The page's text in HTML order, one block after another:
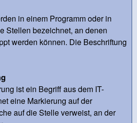
in einem Programm oder in
Stellen bezeichnet, an denen
werden können. Die Beschriftung
ist ein Begriff aus dem IT-
eine Markierung auf der
auf die Stelle verweist, an der